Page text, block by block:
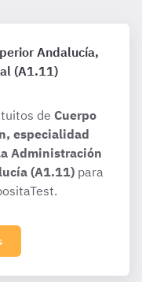
Andalucía,
(A1.11)
de Cuerpo
especialidad
Administración
(A1.11) para